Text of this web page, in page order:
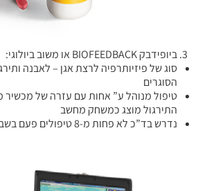
ביופידבק BIOFEEDBACK או משוב ביולוגי:
סוג של פיזיותרפיה לרצת אגן – לאבנה
הסוגרים
טיפול מנוהל ע” אחות עם עזרה של
התירגול מוצג כמשחק מחשב
נדרש בד”כ לא פחות מ-8 טיפולים פעם בשבוע במשך כשעה